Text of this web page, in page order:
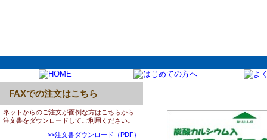
FAXでの注文はこちら
ネットからのご注文が面倒な方はこちらから
注文書をダウンロードしてご利用ください。
>>注文書ダウンロード（PDF）